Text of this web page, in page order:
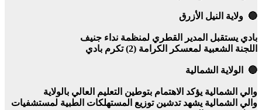
🔵 ولاية النيل الأزرق
بادي يستقبل المدير القطري لمنظمة نداء جنيف
اللجنة الشعبية لمعسكر الكرامة (2) تكرم بادي
🔵 الولاية الشمالية
والي الشمالية يؤكد الاهتمام بتوطين التعليم العالي بالولاية
والي الشمالية يشهد تدشين توزيع المستهلكات الطبية لمستشفيات